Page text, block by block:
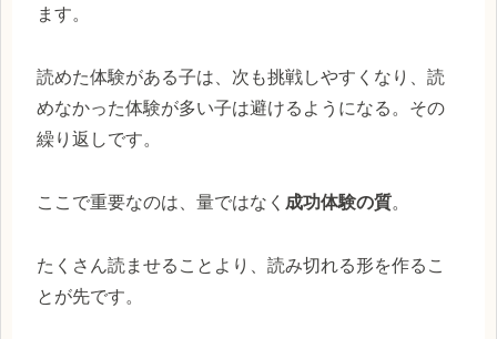
ます。
読めた体験がある子は、次も挑戦しやすくなり、読
めなかった体験が多い子は避けるようになる。その
繰り返しです。
ここで重要なのは、量ではなく 成功体験の質。
たくさん読ませることより、読み切れる形を作るこ
とが先です。